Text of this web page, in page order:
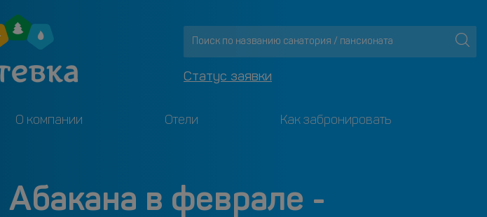
Статус заявки
О компании Отели Как забронировать
в феврале -